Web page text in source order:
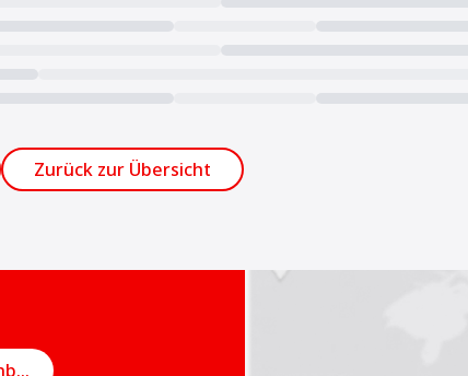
Zurück zur Übersicht
Online-Termin vereinbaren